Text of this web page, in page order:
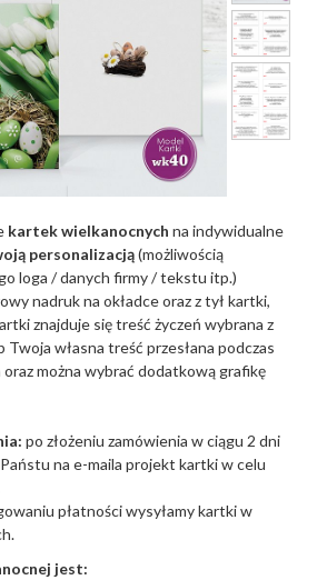
kartek wielkanocnych na indywidualne
personalizacją(możliwością
loga / danych firmy / tekstu itp.)
nadruk na okładce oraz z tył kartki,
znajduje się treść życzeń wybrana z
Twoja własna treść przesłana podczas
oraz można wybrać dodatkową grafikę
po złożeniu zamówienia w ciągu 2 dni
na e-maila projekt kartki w celu
płatności wysyłamy kartki w
jest: